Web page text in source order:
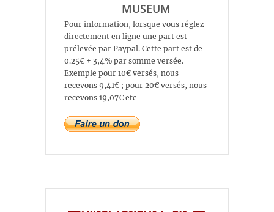
MUSEUM
Pour information, lorsque vous réglez
directement en ligne une part est
prélevée par Paypal. Cette part est de
0.25€ + 3,4% par somme versée.
Exemple pour 10€ versés, nous
recevons 9,41€ ; pour 20€ versés, nous
recevons 19,07€ etc